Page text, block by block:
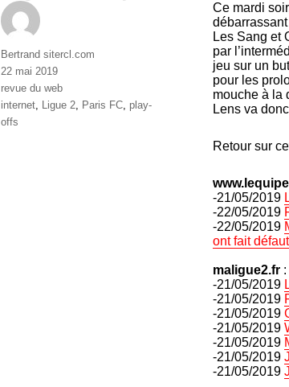
Ce mardi
Les Sang et
par
jeu sur un
pour les
mouche à la
Lens va
Retour sur
-21/05/2019
-22/05/2019
-22/05/2019
ont fait
maligue2.fr :
-21/05/2019
-21/05/2019
-21/05/2019
-21/05/2019
-21/05/2019
-21/05/2019
-21/05/2019
Auteur
Bertrand sitercl.com
Publié
le
22 mai 2019
Catégories
revue du web
Étiquettes
internet, Ligue 2, Paris FC, play-
offs